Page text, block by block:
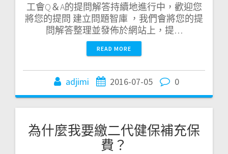
工會Q＆A的提問解答持續地進行中，歡迎您
將您的提問 建立問題智庫 ，我們會將您的提
問解答整理並發佈於網站上，提…
READ MORE
adjimi 2016-07-05 0
為什麼我要繳二代健保補充保
費？